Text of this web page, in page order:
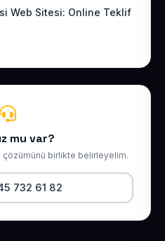
Web Sitesi: Online Teklif
mu var?
birlikte belirleyelim.
732 61 82